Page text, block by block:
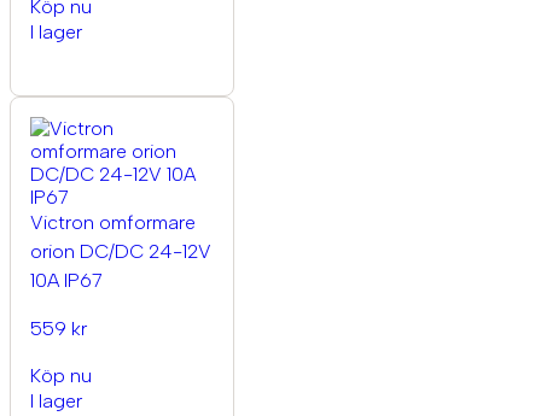
Köp nu
I lager
Victron omformare
orion DC/DC 24-12V
10A IP67
559 kr
Köp nu
I lager